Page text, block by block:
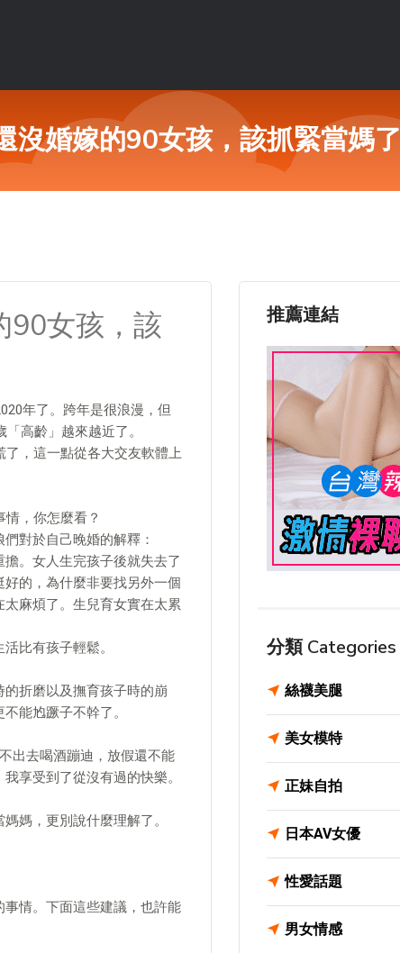
沒婚嫁的90女孩，該抓緊當媽了
90女孩，該
年了。跨年是很浪漫，但
高齡」越來越近了。
，這一點從各大交友軟體上
，你怎麼看？
對於自己晚婚的解釋：
。女人生完孩子後就失去了
的，為什麼非要找另外一個
麻煩了。生兒育女實在太累
比有孩子輕鬆。
折磨以及撫育孩子時的崩
能尥蹶子不幹了。
出去喝酒蹦迪，放假還不能
享受到了從沒有過的快樂。
媽，更別說什麼理解了。
情。下面這些建議，也許能
推薦連結
分類 Categories
絲襪美腿
美女模特
正妹自拍
日本AV女優
性愛話題
男女情感